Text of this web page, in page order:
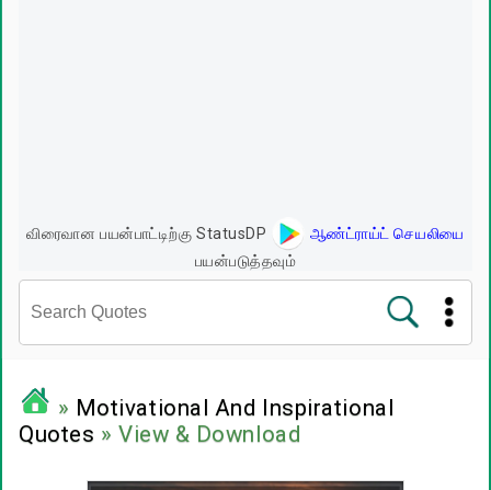
விரைவான பயன்பாட்டிற்கு StatusDP
ஆண்ட்ராய்ட் செயலியை
பயன்படுத்தவும்
பிரபலங்களின் பொன்மொழிகள்
» Motivational And Inspirational
Quotes » View & Download